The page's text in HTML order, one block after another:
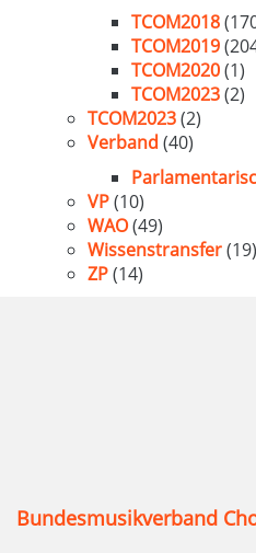
TCOM2018
TCOM2019
TCOM2020(1)
TCOM2023(2)
TCOM2023(2)
Verband (40)
VP(10)
WAO(49)
Wissenstransfer(19)
ZP(14)
Bundesmusikverband